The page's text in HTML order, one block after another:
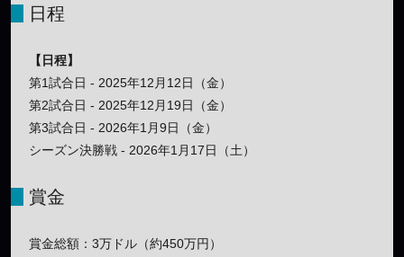
日程
【日程】
第1試合日 - 2025年12月12日（金）
第2試合日 - 2025年12月19日（金）
第3試合日 - 2026年1月9日（金）
シーズン決勝戦 - 2026年1月17日（土）
賞金
賞金総額：3万ドル（約450万円）